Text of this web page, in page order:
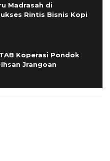
Madrasah di
Rintis Bisnis Kopi
Koperasi Pondok
Jrangoan